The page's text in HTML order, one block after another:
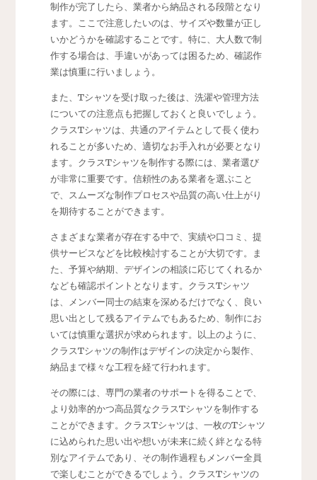
制作が完了したら、業者から納品される段階となり
ます。ここで注意したいのは、サイズや数量が正し
いかどうかを確認することです。特に、大人数で制
作する場合は、手違いがあっては困るため、確認作
業は慎重に行いましょう。
また、Tシャツを受け取った後は、洗濯や管理方法
についての注意点も把握しておくと良いでしょう。
クラスTシャツは、共通のアイテムとして長く使わ
れることが多いため、適切なお手入れが必要となり
ます。クラスTシャツを制作する際には、業者選び
が非常に重要です。信頼性のある業者を選ぶこと
で、スムーズな制作プロセスや品質の高い仕上がり
を期待することができます。
さまざまな業者が存在する中で、実績や口コミ、提
供サービスなどを比較検討することが大切です。ま
た、予算や納期、デザインの相談に応じてくれるか
なども確認ポイントとなります。クラスTシャツ
は、メンバー同士の結束を深めるだけでなく、良い
思い出として残るアイテムでもあるため、制作にお
いては慎重な選択が求められます。以上のように、
クラスTシャツの制作はデザインの決定から製作、
納品まで様々な工程を経て行われます。
その際には、専門の業者のサポートを得ることで、
より効率的かつ高品質なクラスTシャツを制作する
ことができます。クラスTシャツは、一枚のTシャツ
に込められた思い出や想いが未来に続く絆となる特
別なアイテムであり、その制作過程もメンバー全員
で楽しむことができるでしょう。クラスTシャツの